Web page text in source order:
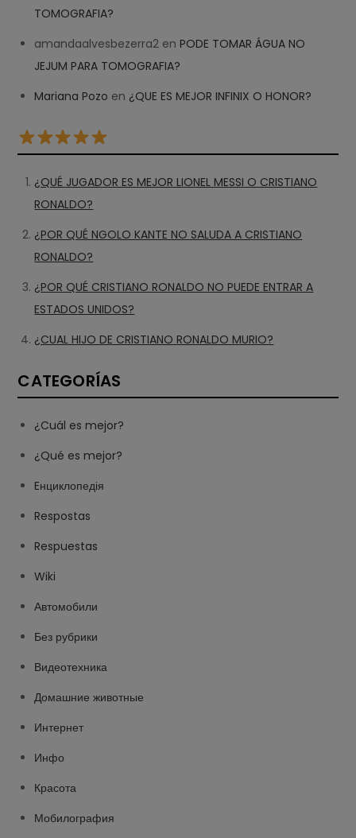
TOMOGRAFIA?
amandaalvesbezerra2 enPODE TOMAR ÁGUA NO
JEJUM PARA TOMOGRAFIA?
Mariana Pozo en ¿QUE ES MEJOR INFINIX O HONOR?
¿QUÉ JUGADOR ES MEJOR LIONEL MESSI O CRISTIANO
RONALDO?
¿POR QUÉ NGOLO KANTE NO SALUDA A CRISTIANO
RONALDO?
¿POR QUÉ CRISTIANO RONALDO NO PUEDE ENTRAR A
ESTADOS UNIDOS?
¿CUAL HIJO DE CRISTIANO RONALDO MURIO?
CATEGORÍAS
¿Cuál es mejor?
¿Qué es mejor?
Eнциклопедія
Respostas
Respuestas
Wiki
Автомобили
Без рубрики
Видеотехника
Домашние животные
Интернет
Инфо
Красота
Мобилография